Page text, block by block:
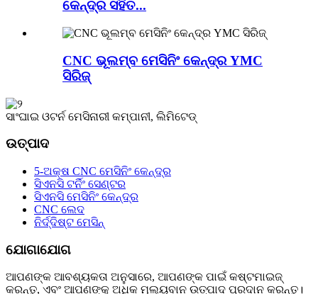
କେନ୍ଦ୍ର ସହିତ...
CNC ଭୂଲମ୍ବ ମେସିନିଂ କେନ୍ଦ୍ର YMC
ସିରିଜ୍
ସାଂଘାଇ ଓଟର୍ନ ମେସିନାରୀ କମ୍ପାନୀ, ଲିମିଟେଡ୍
ଉତ୍ପାଦ
5-ଅକ୍ଷ CNC ମେସିନିଂ କେନ୍ଦ୍ର
ସିଏନସି ଟର୍ନିଂ ସେଣ୍ଟର
ସିଏନସି ମେସିନିଂ କେନ୍ଦ୍ର
CNC ଲେଦ
ନିର୍ଦ୍ଦିଷ୍ଟ ମେସିନ୍
ଯୋଗାଯୋଗ
ଆପଣଙ୍କ ଆବଶ୍ୟକତା ଅନୁସାରେ, ଆପଣଙ୍କ ପାଇଁ କଷ୍ଟମାଇଜ୍
କରନ୍ତୁ, ଏବଂ ଆପଣଙ୍କୁ ଅଧିକ ମୂଲ୍ୟବାନ ଉତ୍ପାଦ ପ୍ରଦାନ କରନ୍ତୁ।